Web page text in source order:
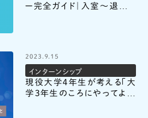
ー完全ガイド｜入室〜退室ま
2023.9.15
インターンシップ
現役大学4年生が考える「大
学3年生のころにやってよか